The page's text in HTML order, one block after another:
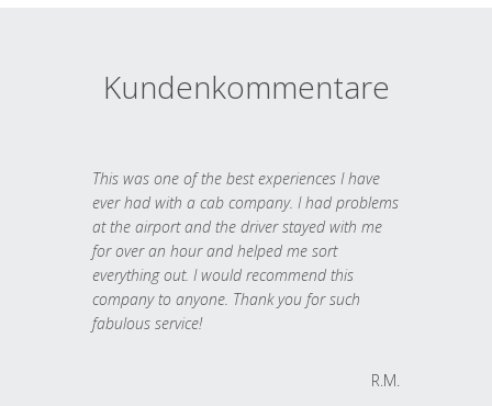
Kundenkommentare
This was one of the best experiences I have
ever had with a cab company. I had problems
at the airport and the driver stayed with me
for over an hour and helped me sort
everything out. I would recommend this
company to anyone. Thank you for such
fabulous service!
R.M.